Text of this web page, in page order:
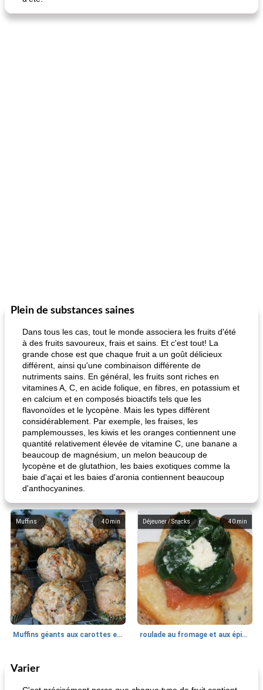
Plein de substances saines
Dans tous les cas, tout le monde associera les fruits d'été
à des fruits savoureux, frais et sains. Et c'est tout! La
grande chose est que chaque fruit a un goût délicieux
différent, ainsi qu'une combinaison différente de
nutriments sains. En général, les fruits sont riches en
vitamines A, C, en acide folique, en fibres, en potassium et
en calcium et en composés bioactifs tels que les
flavonoïdes et le lycopène. Mais les types diffèrent
considérablement. Par exemple, les fraises, les
pamplemousses, les kiwis et les oranges contiennent une
quantité relativement élevée de vitamine C, une banane a
beaucoup de magnésium, un melon beaucoup de
lycopène et de glutathion, les baies exotiques comme la
baie d'açai et les baies d'aronia contiennent beaucoup
d'anthocyanines.
40 min
Muffins
Muffins géants aux carottes et à la banane de Nif
40 min
Déjeuner / Snacks
roulade au fromage et aux épinards
Marques de confiance: recettes et
Varier